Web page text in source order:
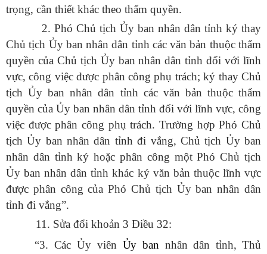
trọng, cần thiết khác theo thẩm quyền.
2. Phó Chủ tịch Ủy ban nhân dân tỉnh ký thay
Chủ tịch Ủy ban nhân dân tỉnh các văn bản thuộc thẩm
quyền của Chủ tịch Ủy ban nhân dân tỉnh đối với lĩnh
vực, công việc được phân công phụ trách; ký thay Chủ
tịch Ủy ban nhân dân tỉnh các văn bản thuộc thẩm
quyền của Ủy ban nhân dân tỉnh đối với lĩnh vực, công
việc được phân công phụ trách. Trường hợp Phó Chủ
tịch Ủy ban nhân dân tỉnh đi vắng, Chủ tịch Ủy ban
nhân dân tỉnh ký hoặc phân công một Phó Chủ tịch
Ủy ban nhân dân tỉnh khác ký văn bản thuộc lĩnh vực
được phân công của Phó Chủ tịch Ủy ban nhân dân
tỉnh đi vắng”.
11. Sửa đổi khoản 3 Điều 32:
“3. Các Ủy viên Ủy ban nhân dân tỉnh, Thủ